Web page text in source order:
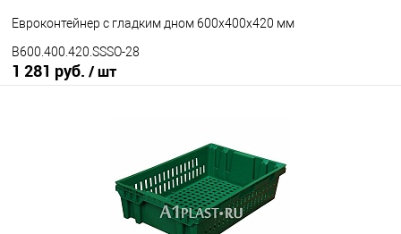
Евроконтейнер с гладким дном 600х400х420 мм
B600.400.420.SSSO-28
1 281 руб. / шт
Под заказ
закрытые ручки